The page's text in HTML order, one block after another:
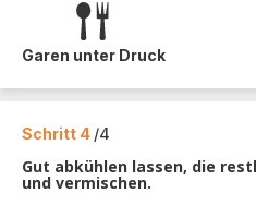
Garen unter Druck
Schritt 4 /4
Gut abkühlen lassen, die
und vermischen.